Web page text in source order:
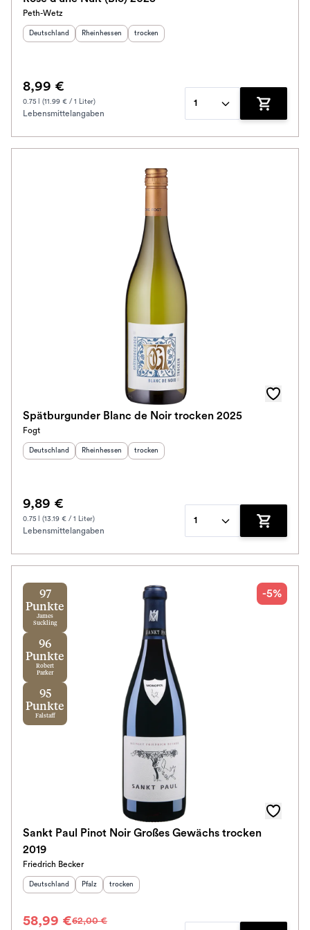
Peth-Wetz
Herkunftsland
Deutschland Herkunftsregion :
Rheinhessen Geschmack
trocken
8,99 €
0.75 l (11.99 € / 1 Liter)
Lebensmittelangaben
1
Zum
Spätburgunder Blanc de Noir trocken 2025
Fogt
Herkunftsland
Deutschland Herkunftsregion :
Rheinhessen Geschmack
trocken
9,89 €
0.75 l (13.19 € / 1 Liter)
Lebensmittelangaben
1
Zum
97
Punkte
James
Suckling
96
Punkte
Robert
Parker
95
Punkte
Falstaff
-5%
Sankt Paul Pinot Noir Großes Gewächs trocken
2019
Friedrich Becker
Herkunftsland
Deutschland Herkunftsregion
Pfalz Geschmack
trocken
58,99 €62,00 €